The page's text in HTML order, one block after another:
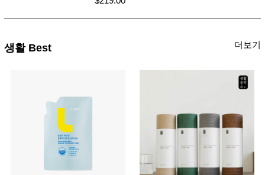
생활 Best 더보기